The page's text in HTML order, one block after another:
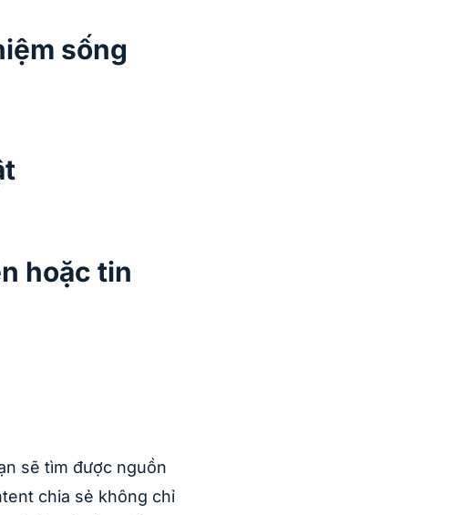
sống
hoặc tin
sẽ tìm được nguồn
chia sẻ không chỉ